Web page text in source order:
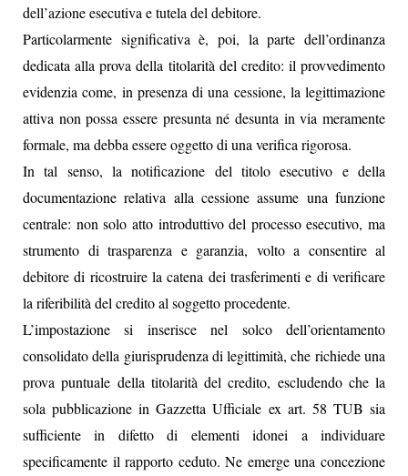
dell’azione esecutiva e tutela del debitore.
Particolarmente significativa è, poi, la parte dell’ordinanza
dedicata alla prova della titolarità del credito: il provvedimento
evidenzia come, in presenza di una cessione, la legittimazione
attiva non possa essere presunta né desunta in via meramente
formale, ma debba essere oggetto di una verifica rigorosa.
In tal senso, la notificazione del titolo esecutivo e della
documentazione relativa alla cessione assume una funzione
centrale: non solo atto introduttivo del processo esecutivo, ma
strumento di trasparenza e garanzia, volto a consentire al
debitore di ricostruire la catena dei trasferimenti e di verificare
la riferibilità del credito al soggetto procedente.
L’impostazione si inserisce nel solco dell’orientamento
consolidato della giurisprudenza di legittimità, che richiede una
prova puntuale della titolarità del credito, escludendo che la
sola pubblicazione in Gazzetta Ufficiale ex art. 58 TUB sia
sufficiente in difetto di elementi idonei a individuare
specificamente il rapporto ceduto. Ne emerge una concezione